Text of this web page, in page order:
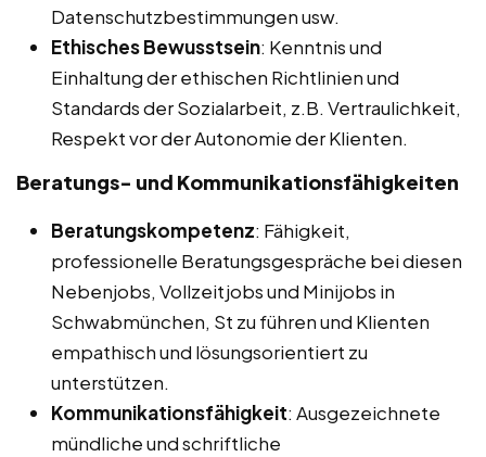
Datenschutzbestimmungen usw.
Ethisches Bewusstsein: Kenntnis und
Einhaltung der ethischen Richtlinien und
Standards der Sozialarbeit, z.B. Vertraulichkeit,
Respekt vor der Autonomie der Klienten.
Beratungs- und Kommunikationsfähigkeiten
Beratungskompetenz: Fähigkeit,
professionelle Beratungsgespräche bei diesen
Nebenjobs, Vollzeitjobs und Minijobs in
Schwabmünchen, St zu führen und Klienten
empathisch und lösungsorientiert zu
unterstützen.
Kommunikationsfähigkeit: Ausgezeichnete
mündliche und schriftliche